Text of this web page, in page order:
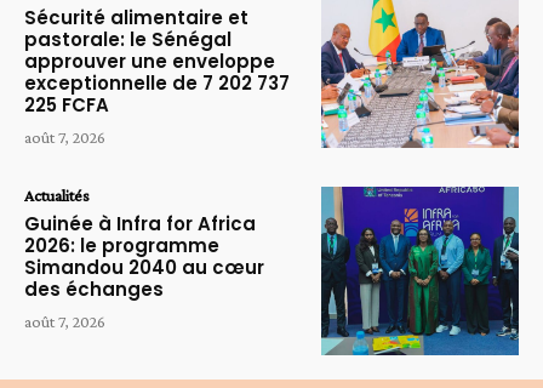
Sécurité alimentaire et
pastorale: le Sénégal
approuver une enveloppe
exceptionnelle de 7 202 737
225 FCFA
août 7, 2026
Actualités
Guinée à Infra for Africa
2026: le programme
Simandou 2040 au cœur
des échanges
août 7, 2026